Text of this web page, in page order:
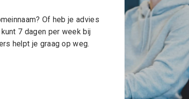
Of heb je advies
7 dagen per week bij
helpt je graag op weg.